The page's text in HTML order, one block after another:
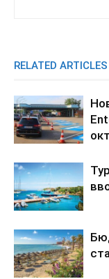
RELATED ARTICLES